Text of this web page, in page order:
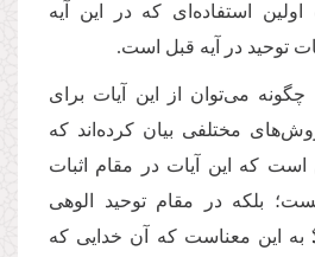
استفاده‌ای که در این آیه
توحید در آیه قبل است.
می‌توان از این آیات برای
مختلفی بیان کرده‌اند که
که این آیات در مقام اثبات
بلکه در مقام توحید الوهی
به این معناست که آن خدایی که